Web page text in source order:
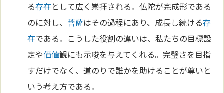
る存在として広く崇拝される。仏陀が完成形である
のに対し、菩薩はその過程にあり、成長し続ける存
在である。こうした役割の違いは、私たちの目標設
定や価値観にも示唆を与えてくれる。完璧さを目指
すだけでなく、道のりで誰かを助けることが尊いと
いう考え方である。